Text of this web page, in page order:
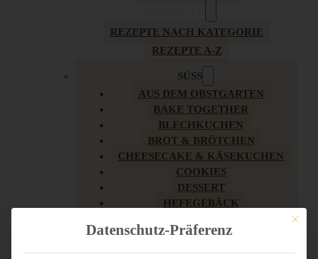
REZEPTE NACH KATEGORIE
REZEPTE A-Z
SÜSS
AUS DEM OBSTGARTEN
BAKE TOGETHER
BLECHKUCHEN
BROT & BRÖTCHEN
CHEESECAKE & KÄSEKUCHEN
COOKIES
DESSERT
HEFEGEBÄCK
KUCHEN
LOW CARB & GESÜNDER
Mit
Datenschutz-Präferenz